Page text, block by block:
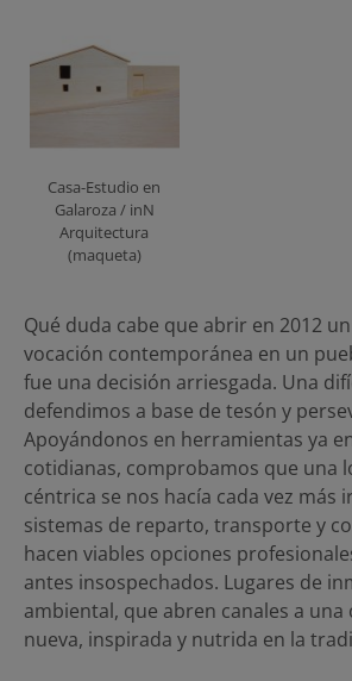
Casa-Estudio en
Galaroza / inN
Arquitectura
(maqueta)
Qué duda cabe que abrir en 2012
vocación contemporánea en un
fue una decisión arriesgada. Una
defendimos a base de tesón y
Apoyándonos en herramientas ya
cotidianas, comprobamos que una
céntrica se nos hacía cada vez más
sistemas de reparto, transporte y
hacen viables opciones
antes insospechados. Lugares de
ambiental, que abren canales a una
nueva, inspirada y nutrida en la